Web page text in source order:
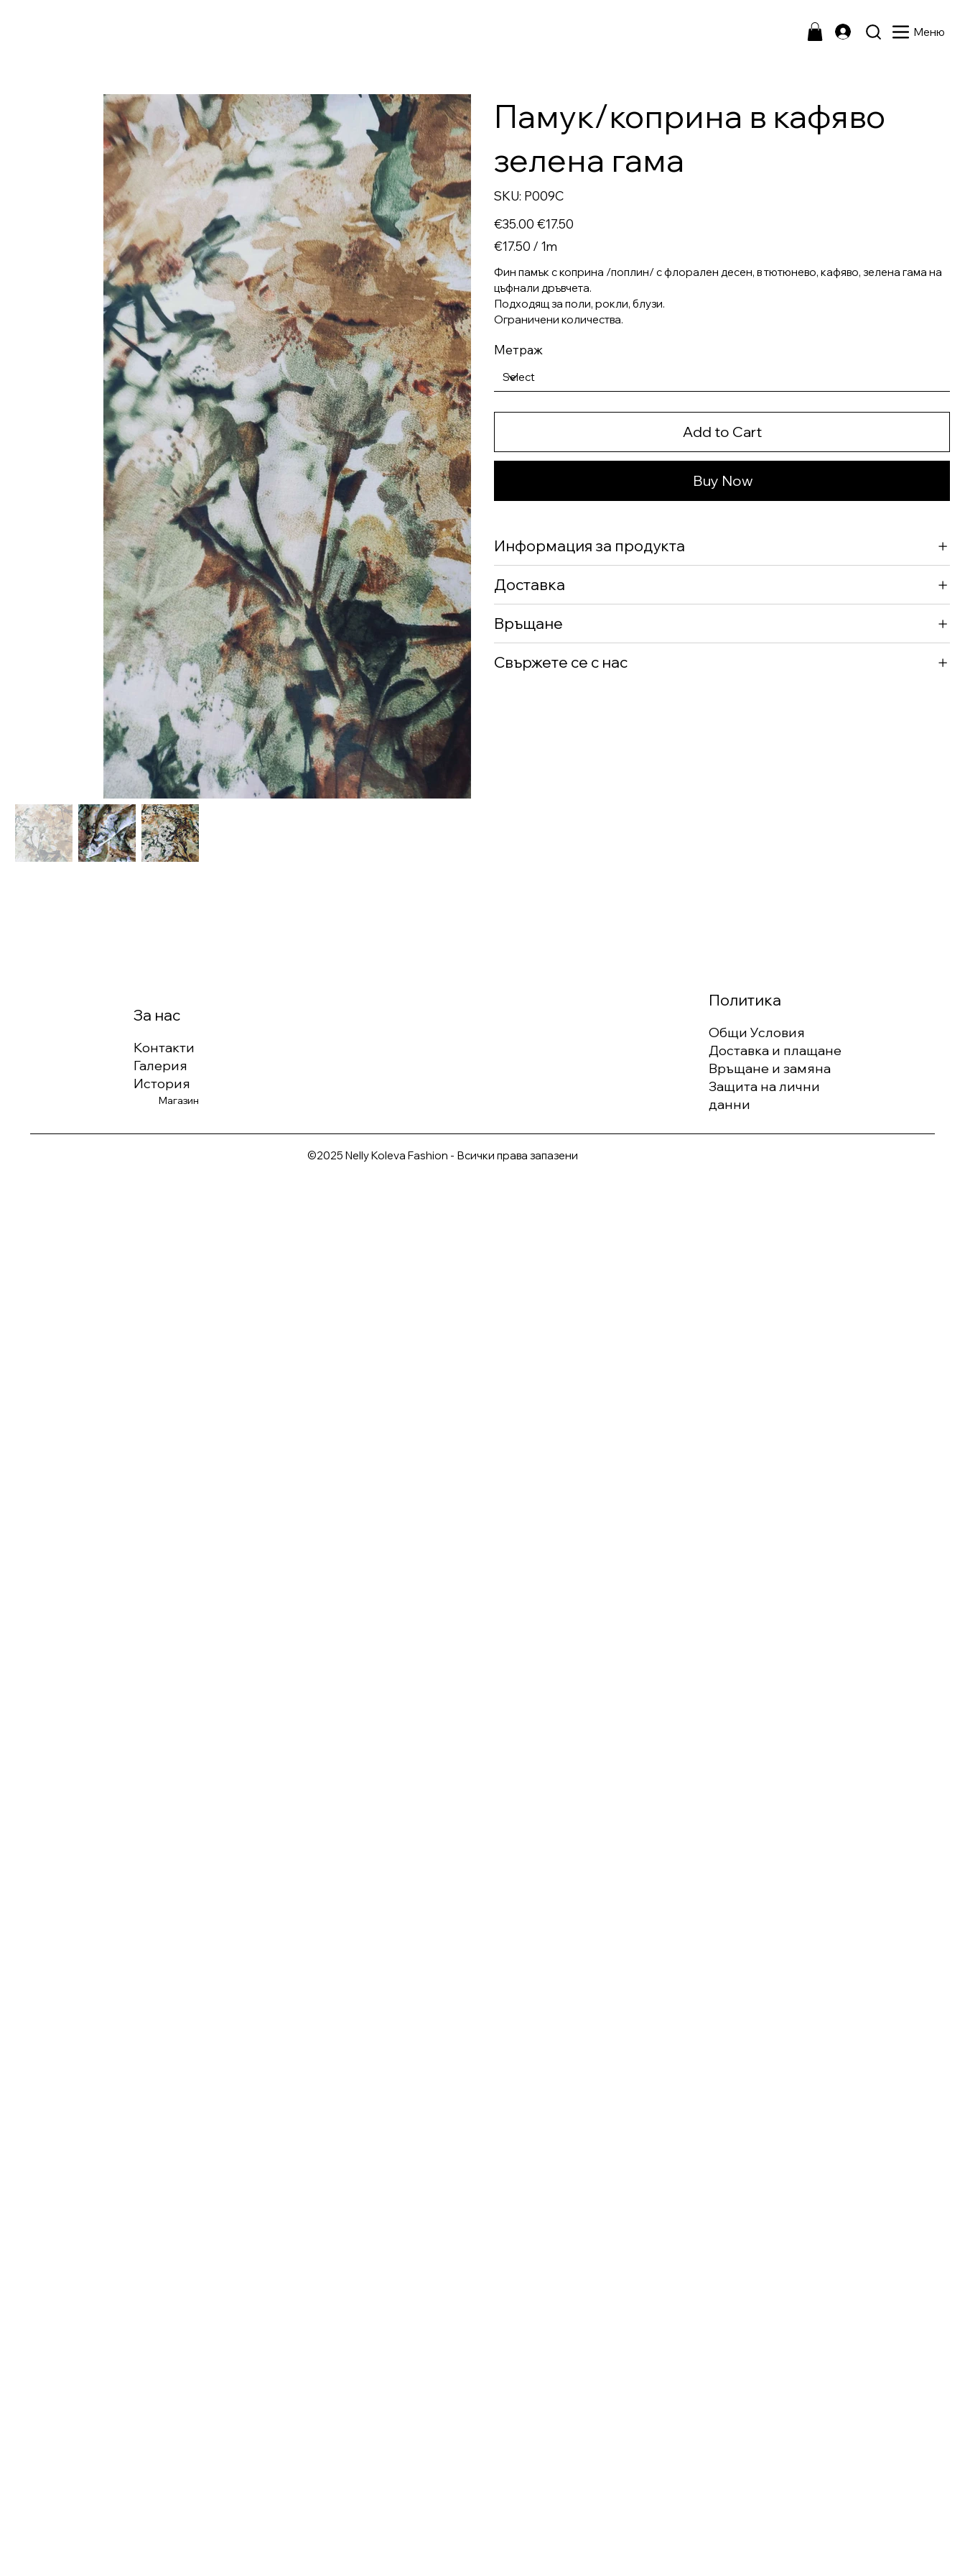
Меню
Памук/коприна в кафяво
зелена гама
SKU: SKU
P009C
P009C
Original
price
€35.00
Sale
price
€17.50
€17.50
per
€17.50 / 1m
Фин памък с коприна /поплин/ с флорален десен, в тютюнево, кафяво, зелена гама на
цъфнали дръвчета.
Подходящ за поли, рокли, блузи.
Ограничени количества.
Метраж
Add to Cart
Buy Now
Информация за продукта
Доставка
Връщане
Свържете се с нас
За нас
Контакти
Галерия
История
Магазин
Политика
Общи Условия
Доставка и плащане
Връщане и замяна
Защита на лични
данни
©2025 Nelly Koleva Fashion - Всички права запазени